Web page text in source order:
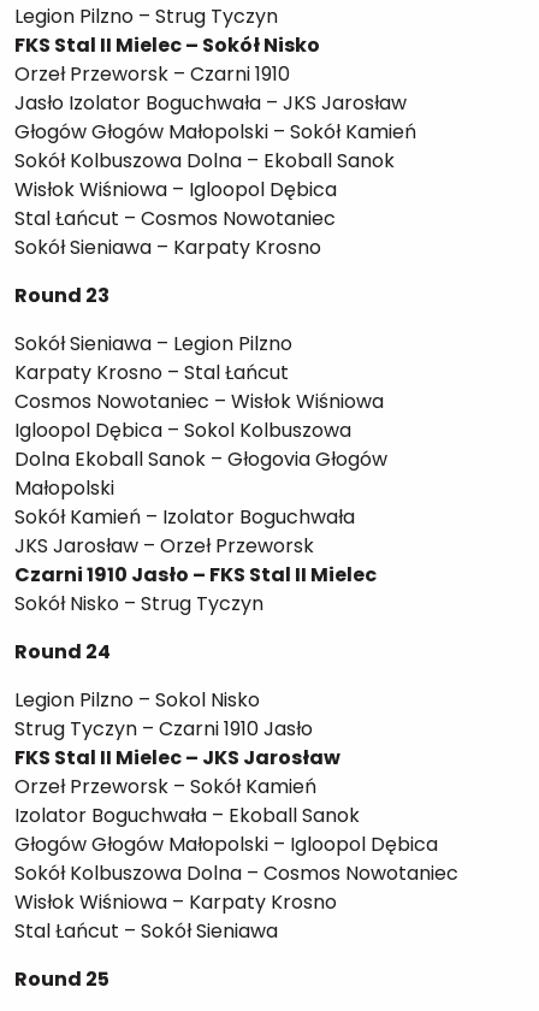
Legion Pilzno – Strug Tyczyn
FKS Stal II Mielec – Sokół Nisko
Orzeł Przeworsk – Czarni 1910
Jasło Izolator Boguchwała – JKS Jarosław
Głogów Głogów Małopolski – Sokół Kamień
Sokół Kolbuszowa Dolna – Ekoball Sanok
Wisłok Wiśniowa – Igloopol Dębica
Stal Łańcut – Cosmos Nowotaniec
Sokół Sieniawa – Karpaty Krosno
Round 23
Sokół Sieniawa – Legion Pilzno
Karpaty Krosno – Stal Łańcut
Cosmos Nowotaniec – Wisłok Wiśniowa
Igloopol Dębica – Sokol Kolbuszowa
Dolna Ekoball Sanok – Głogovia Głogów
Małopolski
Sokół Kamień – Izolator Boguchwała
JKS Jarosław – Orzeł Przeworsk
Czarni 1910 Jasło – FKS Stal II Mielec
Sokół Nisko – Strug Tyczyn
Round 24
Legion Pilzno – Sokol Nisko
Strug Tyczyn – Czarni 1910 Jasło
FKS Stal II Mielec – JKS Jarosław
Orzeł Przeworsk – Sokół Kamień
Izolator Boguchwała – Ekoball Sanok
Głogów Głogów Małopolski – Igloopol Dębica
Sokół Kolbuszowa Dolna – Cosmos Nowotaniec
Wisłok Wiśniowa – Karpaty Krosno
Stal Łańcut – Sokół Sieniawa
Round 25